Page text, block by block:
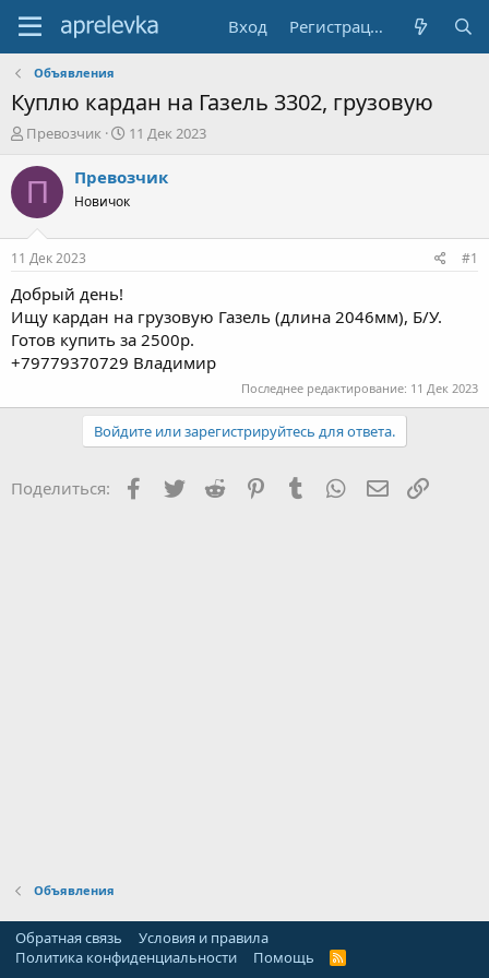
Вход Регистрация
Объявления
Куплю кардан на Газель 3302, грузовую
А
т
о
р
м
ы
Превозчик
Д
т
н
11 Дек 2023
П Превозчик
Новичок
11 Дек 2023 #1
Добрый день!
Ищу кардан на грузовую Газель (длина 2046мм), Б/У.
Готов купить за 2500р.
+79779370729 Владимир
Последнее редактирование: 11 Дек 2023
Войдите или зарегистрируйтесь для ответа.
Поделиться: Facebook
Twitter Reddit PinterestTumblr WhatsApp
Объявления
Обратная связь
Условия и правила
Политика конфиденциальности
Помощь
R